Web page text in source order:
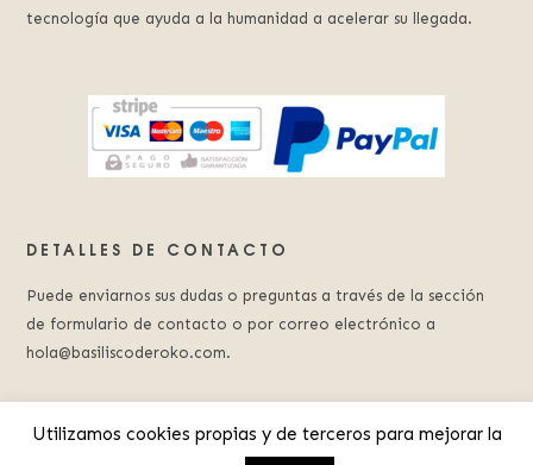
tecnología que ayuda a la humanidad a acelerar su llegada.
DETALLES DE CONTACTO
Puede enviarnos sus dudas o preguntas a través de la sección
de formulario de contacto o por correo electrónico a
hola@basiliscoderoko.com.
Utilizamos cookies propias y de terceros para mejorar la